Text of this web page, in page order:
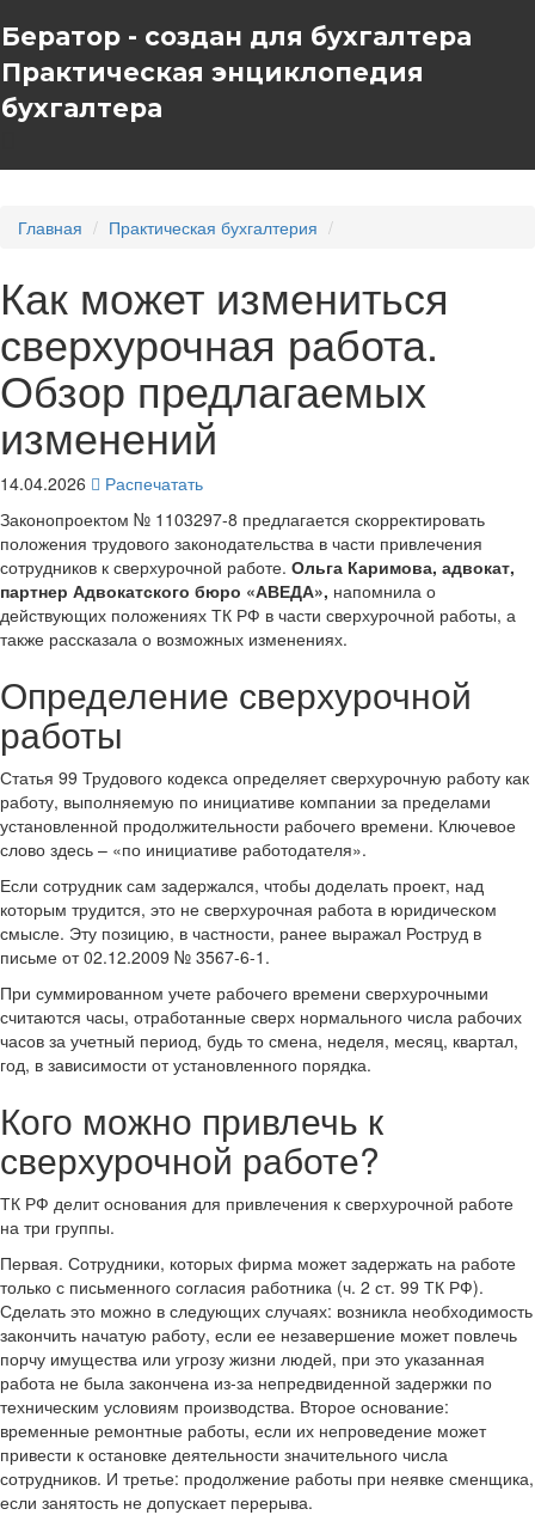
Бератор - создан для бухгалтера
Практическая энциклопедия
бухгалтера
Главная Практическая бухгалтерия
Как может измениться
сверхурочная работа.
Обзор предлагаемых
изменений
14.04.2026
Распечатать
Законопроектом № 1103297-8 предлагается скорректировать
положения трудового законодательства в части привлечения
сотрудников к сверхурочной работе. Ольга Каримова, адвокат,
партнер Адвокатского бюро «АВЕДА», напомнила о
действующих положениях ТК РФ в части сверхурочной работы, а
также рассказала о возможных изменениях.
Определение сверхурочной
работы
Статья 99 Трудового кодекса определяет сверхурочную работу как
работу, выполняемую по инициативе компании за пределами
установленной продолжительности рабочего времени. Ключевое
слово здесь – «по инициативе работодателя».
Если сотрудник сам задержался, чтобы доделать проект, над
которым трудится, это не сверхурочная работа в юридическом
смысле. Эту позицию, в частности, ранее выражал Роструд в
письме от 02.12.2009 № 3567-6-1.
При суммированном учете рабочего времени сверхурочными
считаются часы, отработанные сверх нормального числа рабочих
часов за учетный период, будь то смена, неделя, месяц, квартал,
год, в зависимости от установленного порядка.
Кого можно привлечь к
сверхурочной работе?
ТК РФ делит основания для привлечения к сверхурочной работе
на три группы.
Первая. Сотрудники, которых фирма может задержать на работе
только с письменного согласия работника (ч. 2 ст. 99 ТК РФ).
Сделать это можно в следующих случаях: возникла необходимость
закончить начатую работу, если ее незавершение может повлечь
порчу имущества или угрозу жизни людей, при это указанная
работа не была закончена из-за непредвиденной задержки по
техническим условиям производства. Второе основание:
временные ремонтные работы, если их непроведение может
привести к остановке деятельности значительного числа
сотрудников. И третье: продолжение работы при неявке сменщика,
если занятость не допускает перерыва.